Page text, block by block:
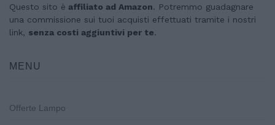
Questo sito è affiliato ad Amazon. Potremmo guadagnare
una commissione sui tuoi acquisti effettuati tramite i nostri
link, senza costi aggiuntivi per te.
MENU
Offerte Lampo